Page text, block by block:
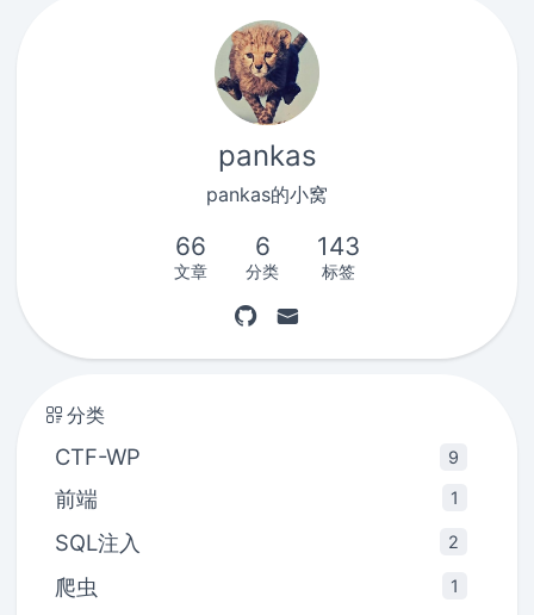
pankas
pankas的小窝
66
文章
6
分类
143
标签
分类
CTF-WP 9
前端 1
SQL注入 2
爬虫 1